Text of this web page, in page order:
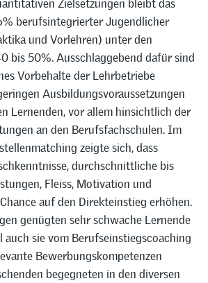
Zielsetzungen bleibt das
berufsintegrierter Jugendlicher
und Vorlehren) unter den
bis 50%. Ausschlaggebend dafür sind
Vorbehalte der Lehrbetriebe
Ausbildungsvoraussetzungen
Lernenden, vor allem hinsichtlich der
an den Berufsfachschulen. Im
zeigte sich, dass
durchschnittliche bis
Fleiss, Motivation und
auf den Direkteinstieg erhöhen.
genügten sehr schwache Lernende
sie vom Berufseinstiegscoaching
Bewerbungskompetenzen
begegneten in den diversen